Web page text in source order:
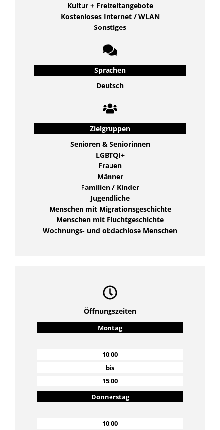
Kultur + Freizeitangebote
Kostenloses Internet / WLAN
Sonstiges
Sprachen
Deutsch
Zielgruppen
Senioren & Seniorinnen
LGBTQI+
Frauen
Männer
Familien / Kinder
Jugendliche
Menschen mit Migrationsgeschichte
Menschen mit Fluchtgeschichte
Wochnungs- und obdachlose Menschen
Öffnungszeiten
Montag
10:00
bis
15:00
Donnerstag
10:00